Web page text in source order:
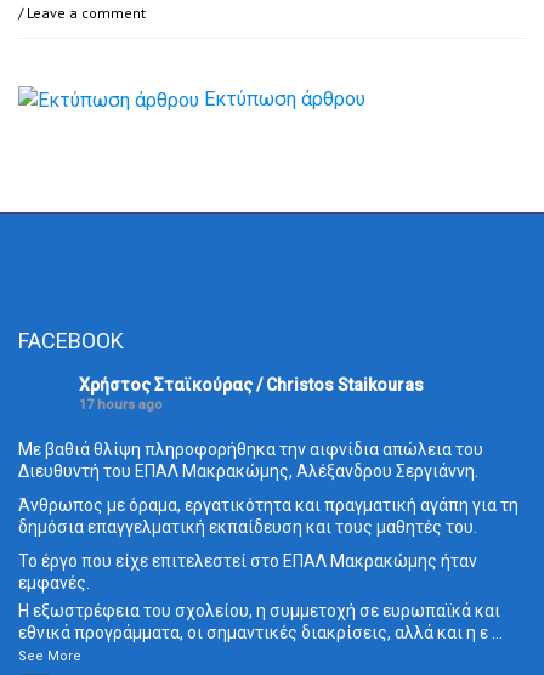
/ Leave a comment
Εκτύπωση άρθρου
FACEBOOK
Χρήστος Σταϊκούρας / Christos Staikouras
17 hours ago
Με βαθιά θλίψη πληροφορήθηκα την αιφνίδια απώλεια του
Διευθυντή του ΕΠΑΛ Μακρακώμης, Αλέξανδρου Σεργιάννη.
Άνθρωπος με όραμα, εργατικότητα και πραγματική αγάπη για τη
δημόσια επαγγελματική εκπαίδευση και τους μαθητές του.
Το έργο που είχε επιτελεστεί στο ΕΠΑΛ Μακρακώμης ήταν
εμφανές.
Η εξωστρέφεια του σχολείου, η συμμετοχή σε ευρωπαϊκά και
εθνικά προγράμματα, οι σημαντικές διακρίσεις, αλλά και η ε...
See More